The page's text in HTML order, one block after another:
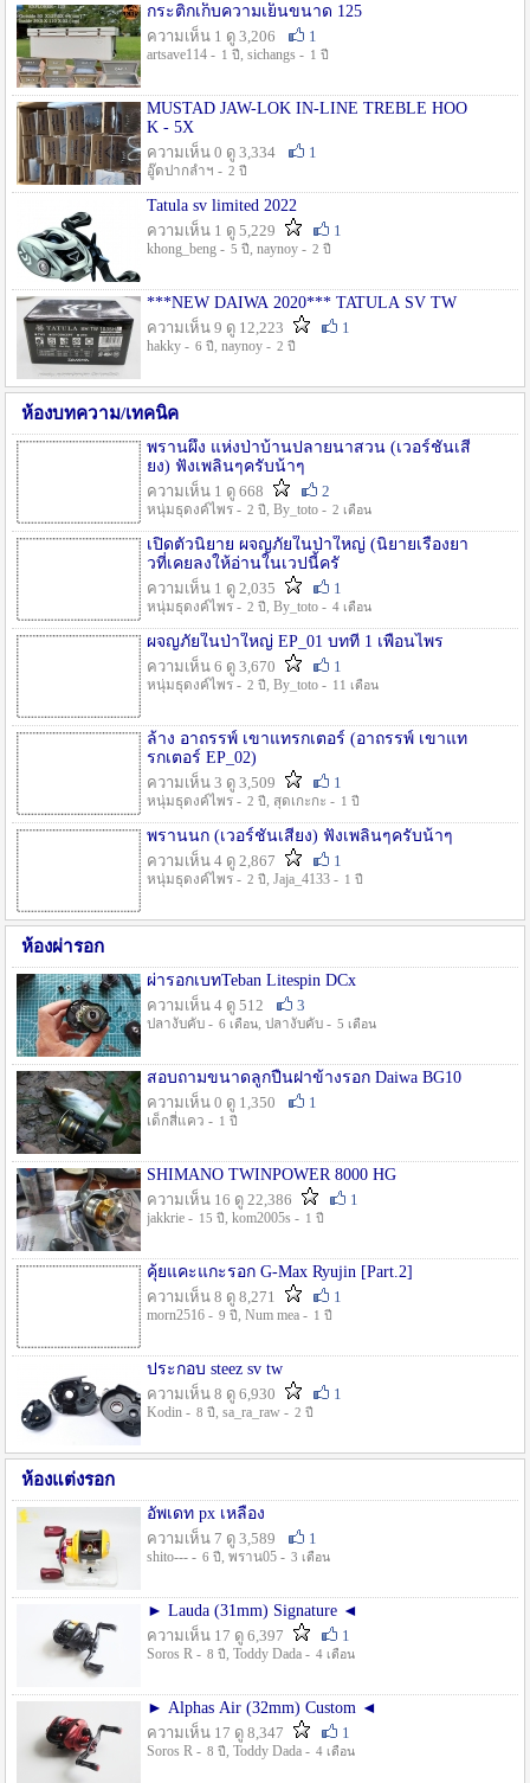
กระติกเก็บความเย็นขนาด 125
ความเห็น 1 ดู 3,206
1
artsave114 - 1 ปี , sichangs - 1 ปี
MUSTAD JAW-LOK IN-LINE TREBLE HOO
K - 5X
ความเห็น 0 ดู 3,334
1
อู๊ดปากลำฯ - 2 ปี
Tatula sv limited 2022
ความเห็น 1 ดู 5,229
1
khong_beng - 5 ปี , naynoy - 2 ปี
***NEW DAIWA 2020*** TATULA SV TW
ความเห็น 9 ดู 12,223
1
hakky - 6 ปี , naynoy - 2 ปี
ห้องบทความ/เทคนิค
พรานผึ้ง แห่งป่าบ้านปลายนาสวน (เวอร์ชั่นเสี
ยง) ฟังเพลินๆครับน้าๆ
ความเห็น 1 ดู 668
2
หนุ่มธุดงค์ไพร - 2 ปี , By_toto - 2 เดือน
เปิดตัวนิยาย ผจญภัยในป่าใหญ่ (นิยายเรื่องยา
วที่เคยลงให้อ่านในเวปนี้ครั
ความเห็น 1 ดู 2,035
1
หนุ่มธุดงค์ไพร - 2 ปี , By_toto - 4 เดือน
ผจญภัยในป่าใหญ่ EP_01 บทที่ 1 เพื่อนไพร
ความเห็น 6 ดู 3,670
1
หนุ่มธุดงค์ไพร - 2 ปี , By_toto - 11 เดือน
ล้าง อาถรรพ์ เขาแทรกเตอร์ (อาถรรพ์ เขาแท
รกเตอร์ EP_02)
ความเห็น 3 ดู 3,509
1
หนุ่มธุดงค์ไพร - 2 ปี , สุดเกะกะ - 1 ปี
พรานนก (เวอร์ชั่นเสียง) ฟังเพลินๆครับน้าๆ
ความเห็น 4 ดู 2,867
1
หนุ่มธุดงค์ไพร - 2 ปี , Jaja_4133 - 1 ปี
ห้องผ่ารอก
ผ่ารอกเบทTeban Litespin DCx
ความเห็น 4 ดู 512
3
ปลางับคับ - 6 เดือน, ปลางับคับ - 5 เดือน
สอบถามขนาดลูกปืนฝาข้างรอก Daiwa BG10
ความเห็น 0 ดู 1,350
1
เด็กสี่แคว - 1 ปี
SHIMANO TWINPOWER 8000 HG
ความเห็น 16 ดู 22,386
1
jakkrie - 15 ปี , kom2005s - 1 ปี
คุ้ยแคะแกะรอก G-Max Ryujin [Part.2]
ความเห็น 8 ดู 8,271
1
morn2516 - 9 ปี , Num mea - 1 ปี
ประกอบ steez sv tw
ความเห็น 8 ดู 6,930
1
Kodin - 8 ปี , sa_ra_raw - 2 ปี
ห้องแต่งรอก
อัพเดท px เหลือง
ความเห็น 7 ดู 3,589
1
shito--- - 6 ปี , พราน05 - 3 เดือน
► Lauda (31mm) Signature ◄
ความเห็น 17 ดู 6,397
1
Soros R - 8 ปี , Toddy Dada - 4 เดือน
► Alphas Air (32mm) Custom ◄
ความเห็น 17 ดู 8,347
1
Soros R - 8 ปี , Toddy Dada - 4 เดือน